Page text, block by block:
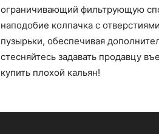
ограничивающий фильтрующую
наподобие колпачка с
пузырьки, обеспечивая
стесняйтесь задавать продавцу
купить плохой кальян!